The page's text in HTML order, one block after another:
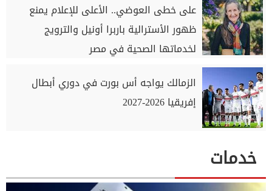
على خطى العوضي.. الأعلى للإعلام يمنع
ظهور الأسترالية باربرا أونيل والترويج
لخدماتها الصحية في مصر
الزمالك يواجه أس بورت في دوري أبطال
إفريقيا 2026-2027
خدمات